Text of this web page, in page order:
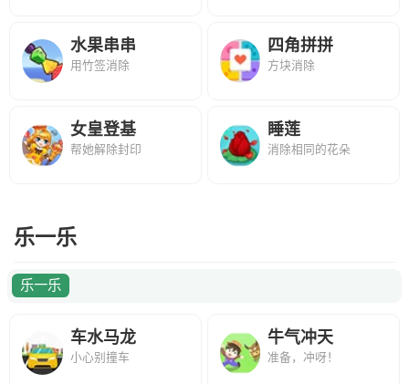
水果串串
用竹签消除
四角拼拼
方块消除
女皇登基
帮她解除封印
睡莲
消除相同的花朵
乐一乐
乐一乐
车水马龙
小心别撞车
牛气冲天
准备，冲呀！